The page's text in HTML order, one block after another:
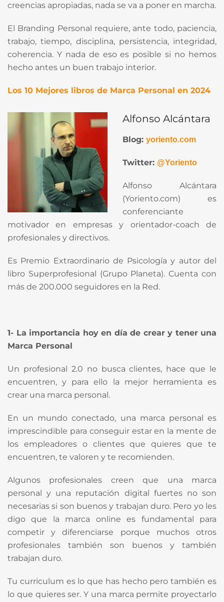
creencias apropiadas, nada se va a poner en marcha.
El Branding Personal requiere, ante todo, paciencia,
trabajo, tiempo, disciplina, persistencia, integridad,
coherencia. Y nada de eso es posible si no hemos
hecho antes un buen trabajo interior.
Los 10 Mejores libros de Marca Personal en 2024
Alfonso Alcántara
Blog: yoriento.com
Twitter: @Yoriento
Alfonso Alcántara
(Yoriento.com) es
conferenciante
motivador en empresas y orientador-coach de
profesionales y directivos.
Es Premio Extraordinario de Psicología y autor del
libro Superprofesional (Grupo Planeta). Cuenta con
más de 200.000 seguidores en la Red.
1- La importancia hoy en día de crear y tener una
Marca Personal
Un profesional 2.0 no busca clientes, hace que le
encuentren, y para ello la mejor herramienta es
crear una marca personal.
En un mundo conectado, una marca personal es
imprescindible para conseguir estar en la mente de
los empleadores o clientes que quieres que te
encuentren, te valoren y te recomienden.
Algunos profesionales creen que una marca
personal y una reputación digital fuertes no son
necesarias si son buenos y trabajan duro. Pero yo les
digo que la marca online es fundamental para
competir y diferenciarse porque muchos otros
profesionales también son buenos y también
trabajan duro.
Tu curriculum es lo que has hecho pero también es
lo que quieres ser. Y una marca permite proyectarlo